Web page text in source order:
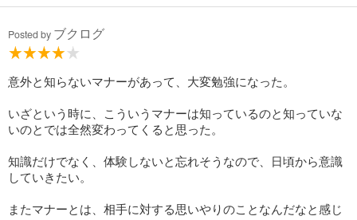
Posted by ブクログ
意外と知らないマナーがあって、大変勉強になった。
いざという時に、こういうマナーは知っているのと知っていな
いのとでは全然変わってくると思った。
知識だけでなく、体験しないと忘れそうなので、日頃から意識
していきたい。
またマナーとは、相手に対する思いやりのことなんだなと感じ